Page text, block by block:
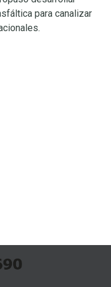
para canalizar